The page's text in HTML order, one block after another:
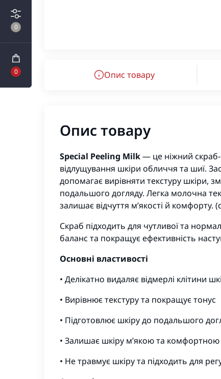
0
0 Опис товару
Опис товару
Special Peeling Milk— це ніжний
відлущування шкіри обличчя та шиї.
допомагає вирівняти текстуру шкіри,
подальшого догляду. Легка молочна
залишає відчуття м’якості й комфорту.
Скраб підходить для чутливої та
баланс та покращує ефективність
Основні властивості
• Делікатно видаляє відмерлі клітини
• Вирівнює текстуру та покращує тонус
• Підготовлює шкіру до подальшого
• Залишає шкіру м’якою та комфортною
• Не травмує шкіру та підходить для